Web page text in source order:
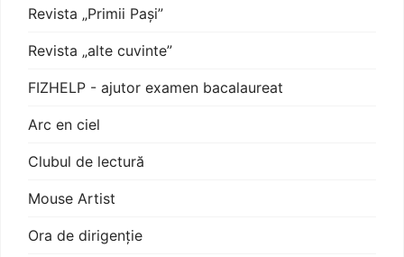
Revista „Primii Pași”
Revista „alte cuvinte”
FIZHELP - ajutor examen bacalaureat
Arc en ciel
Clubul de lectură
Mouse Artist
Ora de dirigenție